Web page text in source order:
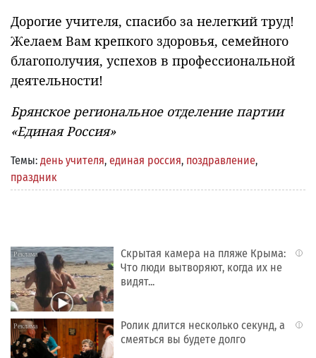
Дорогие учителя, спасибо за нелегкий труд!
Желаем Вам крепкого здоровья, семейного
благополучия, успехов в профессиональной
деятельности!
Брянское региональное отделение партии
«Единая Россия»
Темы: день учителя, единая россия, поздравление,
праздник
i
Скрытая камера на пляже Крыма:
Что люди вытворяют, когда их не
видят...
i
Ролик длится несколько секунд, а
смеяться вы будете долго